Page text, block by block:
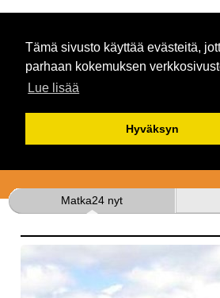
Tämä sivusto käyttää evästeitä,
parhaan kokemuksen
Lue lisää
Hyväksyn
Matka24 nyt